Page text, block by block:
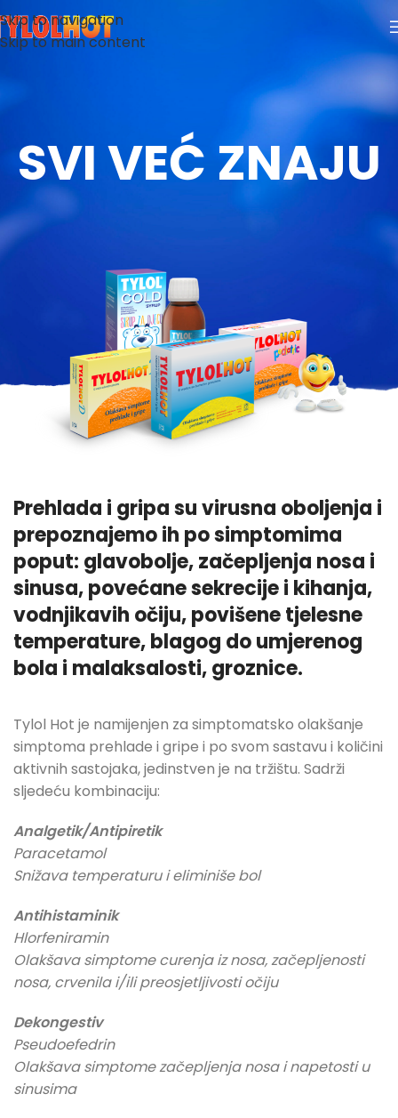
Skip to navigation
Skip to main content
SVI VEĆ ZNAJU
Prehlada i gripa su virusna oboljenja i
prepoznajemo ih po simptomima
poput: glavobolje, začepljenja nosa i
sinusa, povećane sekrecije i kihanja,
vodnjikavih očiju, povišene tjelesne
temperature, blagog do umjerenog
bola i malaksalosti, groznice.
Tylol Hot je namijenjen za simptomatsko olakšanje
simptoma prehlade i gripe i po svom sastavu i količini
aktivnih sastojaka, jedinstven je na tržištu. Sadrži
sljedeću kombinaciju:
Analgetik/Antipiretik
Paracetamol
Snižava temperaturu i eliminiše bol
Antihistaminik
Hlorfeniramin
Olakšava simptome curenja iz nosa, začepljenosti
nosa, crvenila i/ili preosjetljivosti očiju
Dekongestiv
Pseudoefedrin
Olakšava simptome začepljenja nosa i napetosti u
sinusima